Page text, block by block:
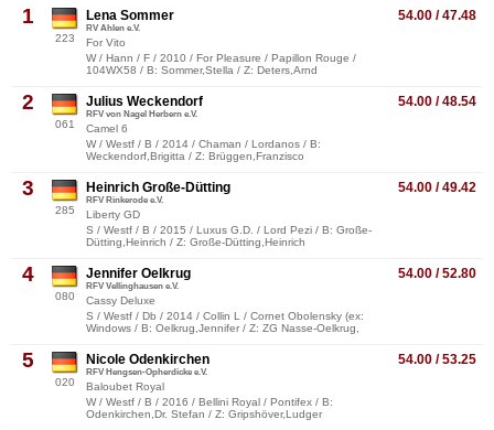
1
223
54.00 / 47.48
Lena Sommer
RV Ahlen e.V.
For Vito
W / Hann / F / 2010 / For Pleasure / Papillon Rouge /
104WX58 / B: Sommer,Stella / Z: Deters,Arnd
2
061
54.00 / 48.54
Julius Weckendorf
RFV von Nagel Herbern e.V.
Camel 6
W / Westf / B / 2014 / Chaman / Lordanos / B:
Weckendorf,Brigitta / Z: Brüggen,Franzisco
3
285
54.00 / 49.42
Heinrich Große-Dütting
RFV Rinkerode e.V.
Liberty GD
S / Westf / B / 2015 / Luxus G.D. / Lord Pezi / B: Große-
Dütting,Heinrich / Z: Große-Dütting,Heinrich
4
080
54.00 / 52.80
Jennifer Oelkrug
RFV Vellinghausen e.V.
Cassy Deluxe
S / Westf / Db / 2014 / Collin L / Cornet Obolensky (ex:
Windows / B: Oelkrug,Jennifer / Z: ZG Nasse-Oelkrug,
5
020
54.00 / 53.25
Nicole Odenkirchen
RFV Hengsen-Opherdicke e.V.
Baloubet Royal
W / Westf / B / 2016 / Bellini Royal / Pontifex / B:
Odenkirchen,Dr. Stefan / Z: Gripshöver,Ludger